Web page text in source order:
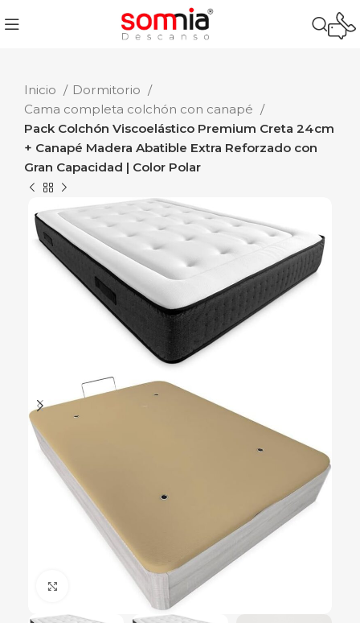
Inicio
Dormitorio
Cama completa colchón con canapé
Pack Colchón Viscoelástico Premium Creta 24cm
+ Canapé Madera Abatible Extra Reforzado con
Gran Capacidad | Color Polar